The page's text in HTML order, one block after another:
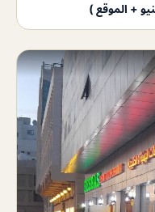
+ الموقع )